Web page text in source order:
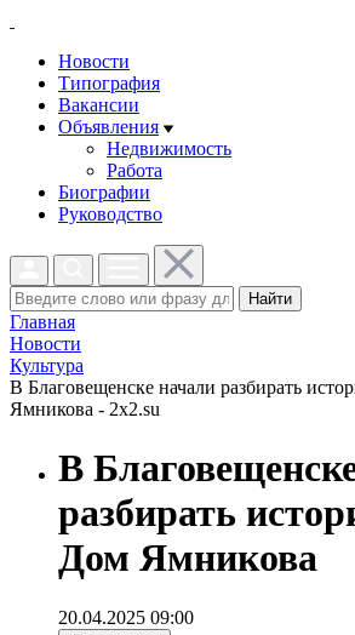
Новости
Типография
Вакансии
Объявления
Недвижимость
Работа
Биографии
Руководство
Найти
Главная
Новости
Культура
В Благовещенске начали разбирать
Ямникова - 2x2.su
В
разбирать
Дом Ямникова
20.04.2025 09:00